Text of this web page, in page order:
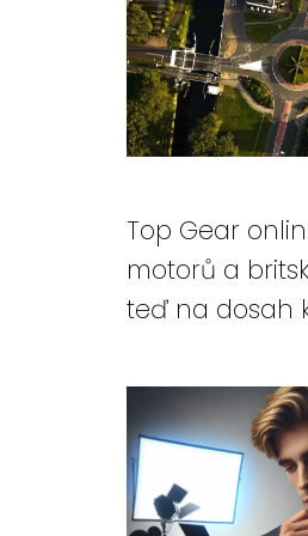
Top Gear
motorů a
teď na dosah